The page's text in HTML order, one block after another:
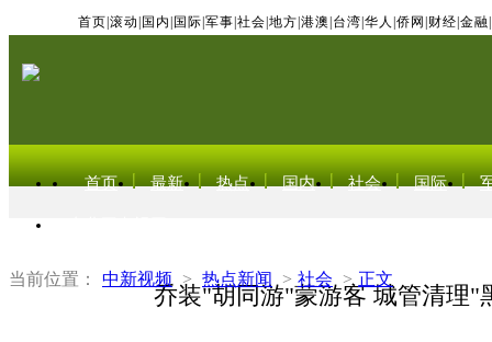
首页 滚动 国内 国际 军事 社会 地方 港澳 台湾 华人 侨网 财经 金融
首页 最新 热点 国内 社会 国际
当前位置： 中新视频 > 热点新闻 > 社会 > 正文
乔装"胡同游"蒙游客 城管清理"